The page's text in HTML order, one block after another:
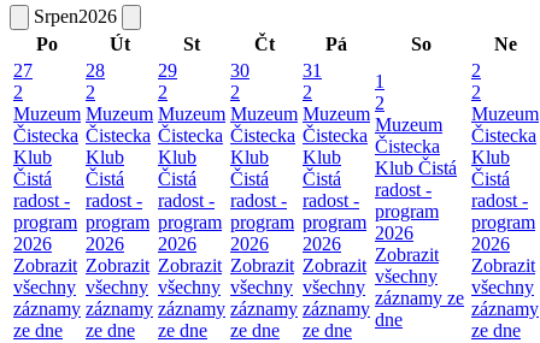
Srpen2026
Po
Út St Čt Pá So
Ne
27
2
Muzeum
Čistecka
Klub
Čistá
radost -
program
2026
Zobrazit
všechny
záznamy
ze dne
28
2
Muzeum
Čistecka
Klub
Čistá
radost -
program
2026
Zobrazit
všechny
záznamy
ze dne
29
2
Muzeum
Čistecka
Klub
Čistá
radost -
program
2026
Zobrazit
všechny
záznamy
ze dne
30
2
Muzeum
Čistecka
Klub
Čistá
radost -
program
2026
Zobrazit
všechny
záznamy
ze dne
31
2
Muzeum
Čistecka
Klub
Čistá
radost -
program
2026
Zobrazit
všechny
záznamy
ze dne
1
2
Muzeum
Čistecka
Klub Čistá
radost -
program
2026
Zobrazit
všechny
záznamy ze
dne
2
2
Muzeum
Čistecka
Klub
Čistá
radost -
program
2026
Zobrazit
všechny
záznamy
ze dne